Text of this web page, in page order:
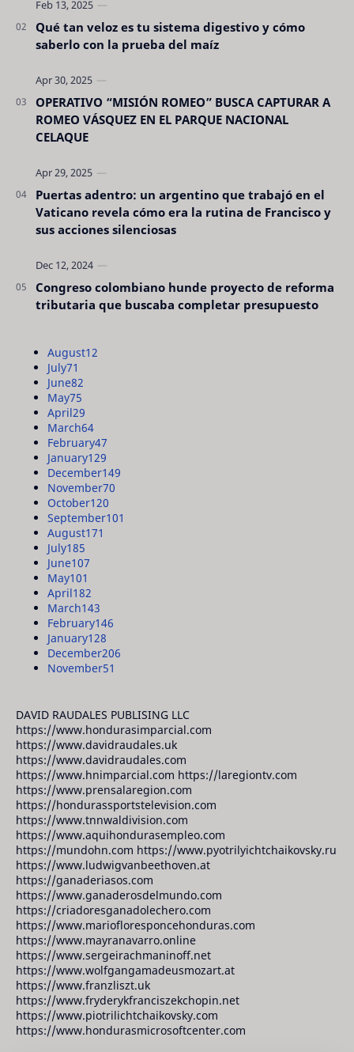
Qué tan veloz es tu sistema digestivo y cómo
saberlo con la prueba del maíz
OPERATIVO “MISIÓN ROMEO” BUSCA CAPTURAR A
ROMEO VÁSQUEZ EN EL PARQUE NACIONAL
CELAQUE
Puertas adentro: un argentino que trabajó en el
Vaticano revela cómo era la rutina de Francisco y
sus acciones silenciosas
Congreso colombiano hunde proyecto de reforma
tributaria que buscaba completar presupuesto
August12
July71
June82
May75
April29
March64
February47
January129
December149
November70
October120
September101
August171
July185
June107
May101
April182
March143
February146
January128
December206
November51
DAVID RAUDALES PUBLISING LLC
https://www.hondurasimparcial.com
https://www.davidraudales.uk
https://www.davidraudales.com
https://www.hnimparcial.com https://laregiontv.com
https://www.prensalaregion.com
https://hondurassportstelevision.com
https://www.tnnwaldivision.com
https://www.aquihondurasempleo.com
https://mundohn.com https://www.pyotrilyichtchaikovsky.ru
https://www.ludwigvanbeethoven.at
https://ganaderiasos.com
https://www.ganaderosdelmundo.com
https://criadoresganadolechero.com
https://www.mariofloresponcehonduras.com
https://www.mayranavarro.online
https://www.sergeirachmaninoff.net
https://www.wolfgangamadeusmozart.at
https://www.franzliszt.uk
https://www.fryderykfranciszekchopin.net
https://www.piotrilichtchaikovsky.com
https://www.hondurasmicrosoftcenter.com